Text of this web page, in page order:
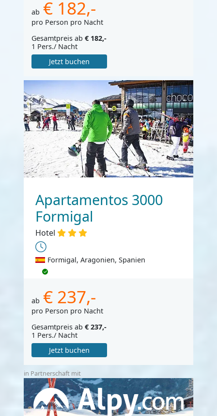
ab € 182,-
pro Person pro Nacht
Gesamtpreis ab € 182,-
1 Pers./ Nacht
Jetzt buchen
Apartamentos 3000
Formigal
Hotel
Formigal, Aragonien, Spanien
ab € 237,-
pro Person pro Nacht
Gesamtpreis ab € 237,-
1 Pers./ Nacht
Jetzt buchen
in Partnerschaft mit